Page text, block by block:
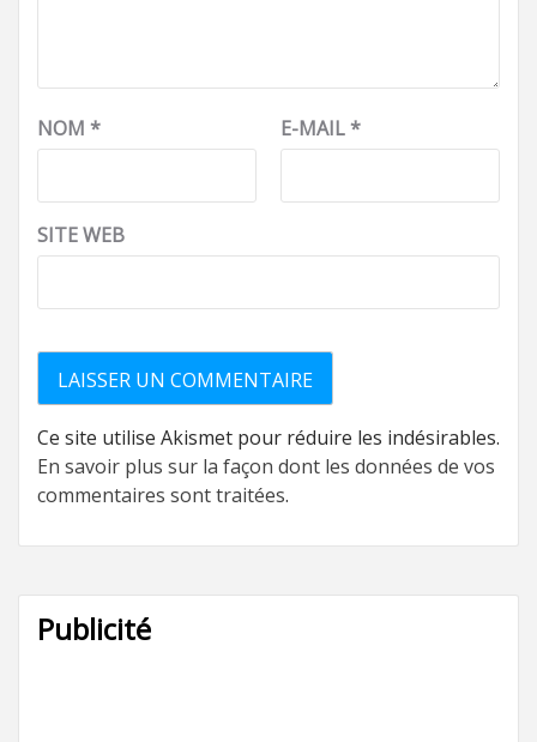
NOM * E-MAIL*
SITE WEB
Ce site utilise Akismet pour réduire les indésirables.
En savoir plus sur la façon dont les données de vos
commentaires sont traitées.
Publicité